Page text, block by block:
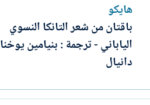
هايكو
باقتان من شعر التانكا النسوي
الياباني - ترجمة : بنيامين يوخنا
دانيال